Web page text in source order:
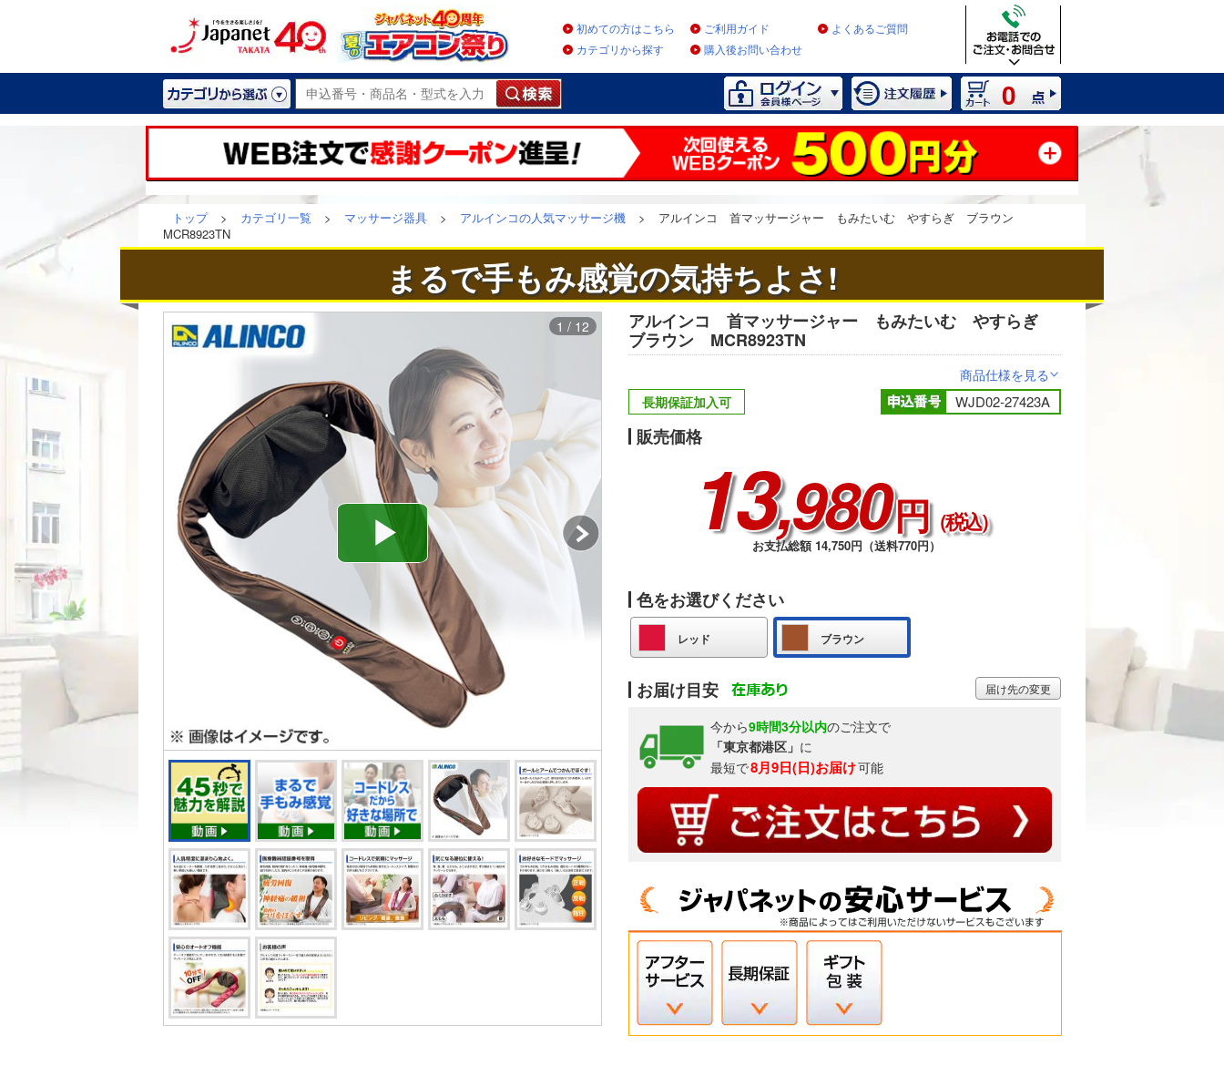
初めての方はこちら ご利用ガイド
よくあるご質問
カテゴリから探す
購入後お問い合わせ
0
トップ > カテゴリ一覧 > マッサージ器具 > アルインコの人気マッサージ機 >
アルインコ 首マッサージャー もみたいむ やすらぎ ブラウン
MCR8923TN
まるで手もみ感覚の気持ちよさ!
1 / 12 2 / 12
アルインコ 首マッサージャー もみたいむ やすらぎ
ブラウン MCR8923TN
商品仕様を見る>
長期保証加入可 WJD02-27423A
販売価格
13,980円 （税込）
お支払総額 14,750円（送料770円）
色をお選びください
レッド ブラウン
お届け目安
今から9時間3分以内のご注文で
「東京都港区」 に
最短で8月9日(日)お届け可能
届け先の変更